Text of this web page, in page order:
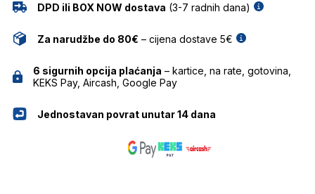
DPD ili BOX NOW dostava (3-7 radnih dana)
Za narudžbe do 80€ – cijena dostave 5€
6 sigurnih opcija plaćanja – kartice, na rate, gotovina,
KEKS Pay, Aircash, Google Pay
Jednostavan povrat unutar 14 dana